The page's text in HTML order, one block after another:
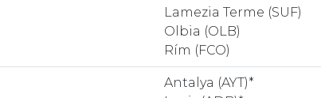
Lamezia Terme (SUF)
Olbia (OLB)
Rím (FCO)
Antalya (AYT)*